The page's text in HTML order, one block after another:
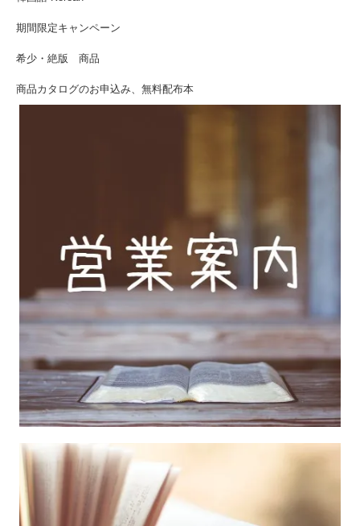
期間限定キャンペーン
希少・絶版 商品
商品カタログのお申込み、無料配布本